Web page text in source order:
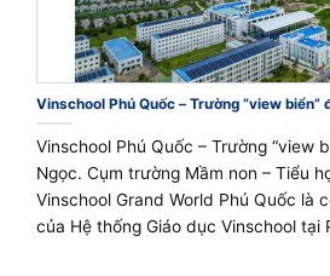
Vinschool Phú Quốc – Trường “view
Vinschool Phú Quốc – Trường “view
Ngọc. Cụm trường Mầm non – Tiểu
Vinschool Grand World Phú Quốc là
của Hệ thống Giáo dục Vinschool tại